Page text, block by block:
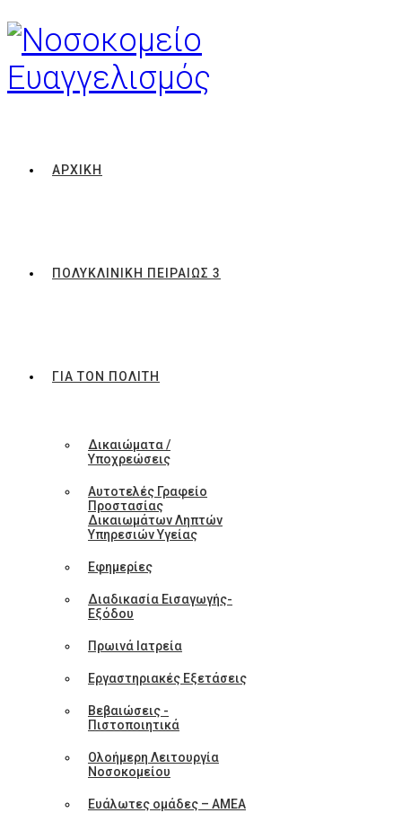
ΑΡΧΙΚΗ
ΠΟΛΥΚΛΙΝΙΚΗ ΠΕΙΡΑΙΩΣ 3
ΓΙΑ ΤΟΝ ΠΟΛΙΤΗ
Δικαιώματα /
Υποχρεώσεις
Αυτοτελές Γραφείο
Προστασίας
Δικαιωμάτων Ληπτών
Υπηρεσιών Υγείας
Εφημερίες
Διαδικασία Εισαγωγής-
Εξόδου
Πρωινά Ιατρεία
Εργαστηριακές Εξετάσεις
Βεβαιώσεις -
Πιστοποιητικά
Ολοήμερη Λειτουργία
Νοσοκομείου
Ευάλωτες ομάδες – ΑΜΕΑ